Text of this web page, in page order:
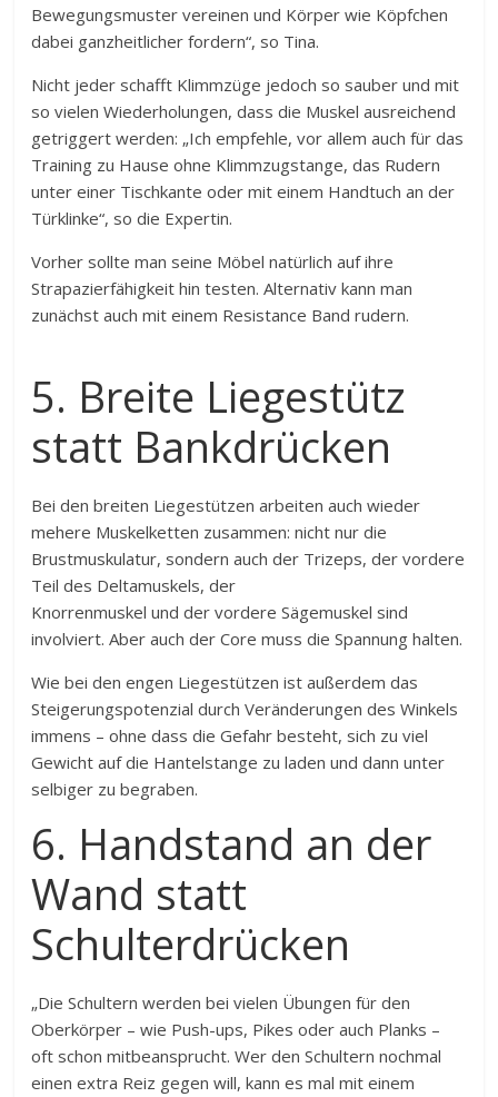
Bewegungsmuster vereinen und Körper wie Köpfchen
dabei ganzheitlicher fordern“, so Tina.
Nicht jeder schafft Klimmzüge jedoch so sauber und mit
so vielen Wiederholungen, dass die Muskel ausreichend
getriggert werden: „Ich empfehle, vor allem auch für das
Training zu Hause ohne Klimmzugstange, das Rudern
unter einer Tischkante oder mit einem Handtuch an der
Türklinke“, so die Expertin.
Vorher sollte man seine Möbel natürlich auf ihre
Strapazierfähigkeit hin testen. Alternativ kann man
zunächst auch mit einem Resistance Band rudern.
5. Breite Liegestütz
statt Bankdrücken
Bei den breiten Liegestützen arbeiten auch wieder
mehere Muskelketten zusammen: nicht nur die
Brustmuskulatur, sondern auch der Trizeps, der vordere
Teil des Deltamuskels, der
Knorrenmuskel und der vordere Sägemuskel sind
involviert. Aber auch der Core muss die Spannung halten.
Wie bei den engen Liegestützen ist außerdem das
Steigerungspotenzial durch Veränderungen des Winkels
immens – ohne dass die Gefahr besteht, sich zu viel
Gewicht auf die Hantelstange zu laden und dann unter
selbiger zu begraben.
6. Handstand an der
Wand statt
Schulterdrücken
„Die Schultern werden bei vielen Übungen für den
Oberkörper – wie Push-ups, Pikes oder auch Planks –
oft schon mitbeansprucht. Wer den Schultern nochmal
einen extra Reiz gegen will, kann es mal mit einem